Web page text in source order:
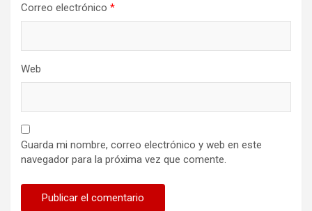
Correo electrónico *
Web
Guarda mi nombre, correo electrónico y web en este
navegador para la próxima vez que comente.